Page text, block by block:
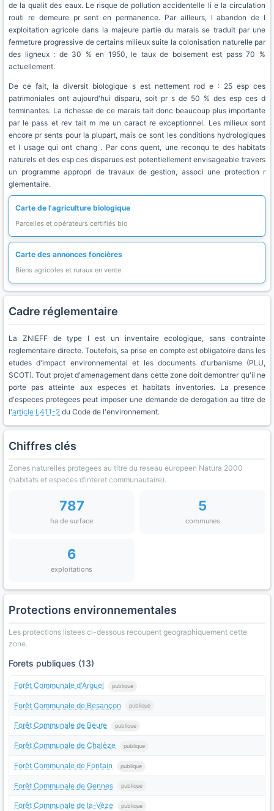
de la qualit des eaux. Le risque de pollution accidentelle li e la circulation
routi re demeure pr sent en permanence. Par ailleurs, l abandon de l
exploitation agricole dans la majeure partie du marais se traduit par une
fermeture progressive de certains milieux suite la colonisation naturelle par
des ligneux : de 30 % en 1950, le taux de boisement est pass 70 %
actuellement.
De ce fait, la diversit biologique s est nettement rod e : 25 esp ces
patrimoniales ont aujourd'hui disparu, soit pr s de 50 % des esp ces d
terminantes. La richesse de ce marais tait donc beaucoup plus importante
par le pass et rev tait m me un caract re exceptionnel. Les milieux sont
encore pr sents pour la plupart, mais ce sont les conditions hydrologiques
et l usage qui ont chang . Par cons quent, une reconqu te des habitats
naturels et des esp ces disparues est potentiellement envisageable travers
un programme appropri de travaux de gestion, associ une protection r
glementaire.
Carte de l'agriculture biologique
Parcelles et opérateurs certifiés bio
Carte des annonces foncières
Biens agricoles et ruraux en vente
Cadre réglementaire
La ZNIEFF de type I est un inventaire ecologique, sans contrainte
reglementaire directe. Toutefois, sa prise en compte est obligatoire dans les
etudes d'impact environnemental et les documents d'urbanisme (PLU,
SCOT). Tout projet d'amenagement dans cette zone doit demontrer qu'il ne
porte pas atteinte aux especes et habitats inventories. La presence
d'especes protegees peut imposer une demande de derogation au titre de
l'article L411-2 du Code de l'environnement.
Chiffres clés
Zones naturelles protegees au titre du reseau europeen Natura 2000
(habitats et especes d’interet communautaire).
787
ha de surface
5
communes
6
exploitations
Protections environnementales
Les protections listees ci-dessous recoupent geographiquement cette
zone.
Forets publiques (13)
Forêt Communale d'Arguel publique
Forêt Communale de Besançon publique
Forêt Communale de Beure publique
Forêt Communale de Chalèze publique
Forêt Communale de Fontain publique
Forêt Communale de Gennes publique
Forêt Communale de la-Vèze publique